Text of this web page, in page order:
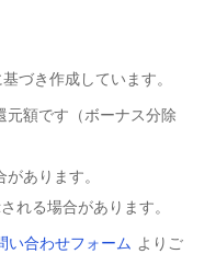
基づき作成しています。
額です（ボーナス分除
あります。
れる場合があります。
い合わせフォーム よりご